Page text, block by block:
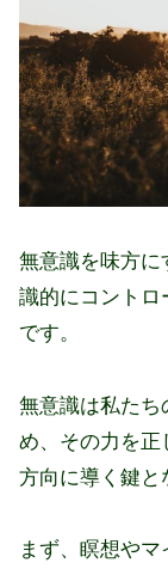
無意識を味方に
識的にコントロ
です。
無意識は私たち
め、その力を正
方向に導く鍵と
まず、瞑想や